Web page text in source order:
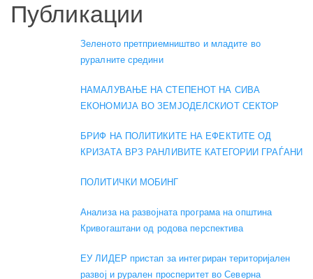
Публикации
Зеленото претприемништво и младите во
руралните средини
НАМАЛУВАЊЕ НА СТЕПЕНОТ НА СИВА
ЕКОНОМИЈА ВО ЗЕМЈОДЕЛСКИОТ СЕКТОР
БРИФ НА ПОЛИТИКИТЕ НА ЕФЕКТИТЕ ОД
КРИЗАТА ВРЗ РАНЛИВИТЕ КАТЕГОРИИ ГРАЃАНИ
ПОЛИТИЧКИ МОБИНГ
Анализа на развојната програма на општина
Кривогаштани од родова перспектива
ЕУ ЛИДЕР пристап за интегриран територијален
развој и рурален просперитет во Северна